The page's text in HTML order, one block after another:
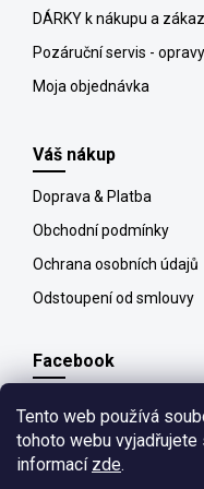
Tento web používá
tohoto webu vyjadřujete
informací zde.
DÁRKY k nákupu a
Pozáruční servis -
Moja objednávka
Váš nákup
Doprava & Platba
Obchodní podmínky
Ochrana osobních údajů
Odstoupení od smlouvy
Facebook